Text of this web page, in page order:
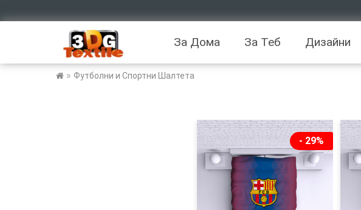
За Дома За Теб Дизайни
» Футболни и Спортни Шалтета
- 29%